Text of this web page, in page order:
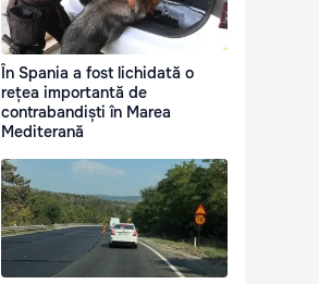
În Spania a fost lichidată o
rețea importantă de
contrabandiști în Marea
Mediterană